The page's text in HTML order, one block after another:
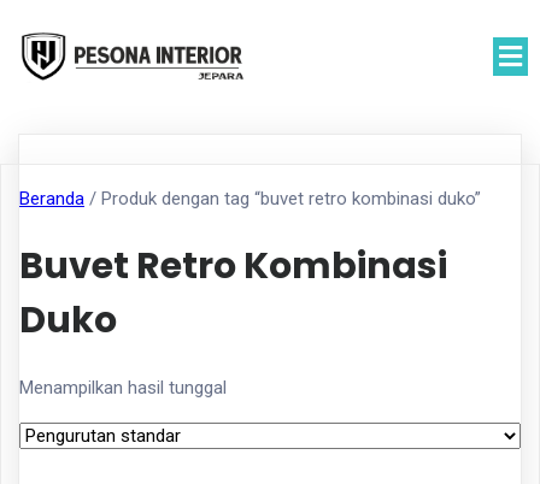
Beranda / Produk dengan tag “buvet retro kombinasi duko”
Buvet Retro Kombinasi
Duko
Menampilkan hasil tunggal